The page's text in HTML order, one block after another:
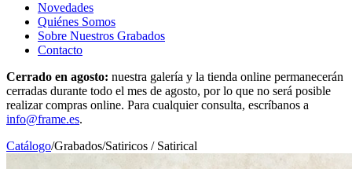
Novedades
Quiénes Somos
Sobre Nuestros Grabados
Contacto
Cerrado en agosto: nuestra galería y la tienda online permanecerán
cerradas durante todo el mes de agosto, por lo que no será posible
realizar compras online. Para cualquier consulta, escríbanos a
info@frame.es.
Catálogo/Grabados/Satiricos / Satirical